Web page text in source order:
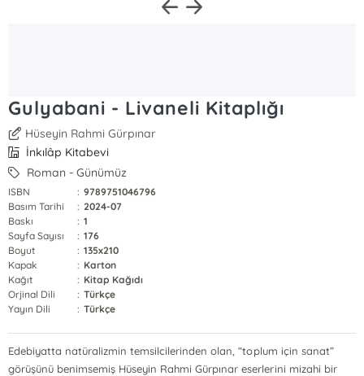
Gulyabani - Livaneli Kitaplığı
Hüseyin Rahmi Gürpınar
İnkılâp Kitabevi
Roman - Günümüz
ISBN : 9789751046796
Basım Tarihi
: 2024-07
Baskı
: 1
Sayfa Sayısı
: 176
Boyut
: 135x210
Kapak
: Karton
Kağıt
: Kitap Kağıdı
Orjinal Dili
: Türkçe
Yayın Dili
: Türkçe
Edebiyatta natüralizmin temsilcilerinden olan, “toplum için sanat”
görüşünü benimsemiş Hüseyin Rahmi Gürpınar eserlerini mizahi bir